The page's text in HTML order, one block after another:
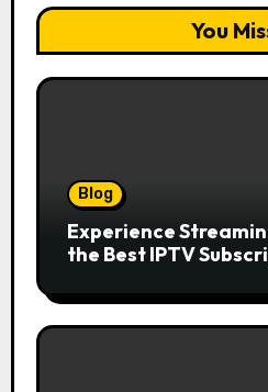
You
Blog
Experience
the Best IPTV